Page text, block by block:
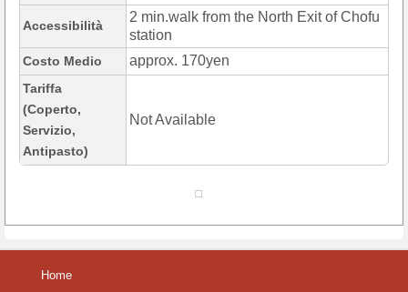
Accessibilità
2 min.walk from the North Exit of Chofu
station
Costo Medio approx. 170yen
Tariffa
(Coperto,
Servizio,
Antipasto)
Not Available
Home